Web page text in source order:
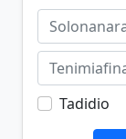
Tadidio